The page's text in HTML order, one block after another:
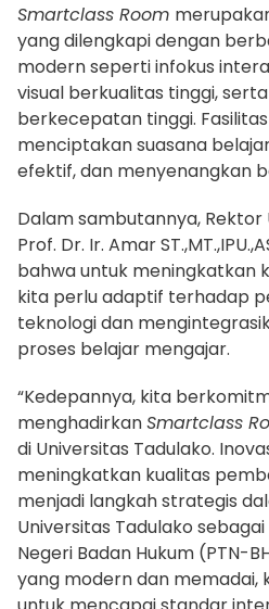
Smartclass Room
yang dilengkapi dengan
modern seperti infokus
visual berkualitas tinggi,
berkecepatan tinggi.
menciptakan suasana
efektif, dan menyenangkan
Dalam sambutannya, Rektor
Prof. Dr. Ir. Amar
bahwa untuk meningkatkan
kita perlu adaptif terhadap
teknologi dan
proses belajar mengajar.
“Kedepannya, kita
menghadirkanSmartclass
di Universitas Tadulako.
meningkatkan kualitas
menjadi langkah strategis
Universitas Tadulako
Negeri Badan Hukum (PTN-
yang modern dan memadai,